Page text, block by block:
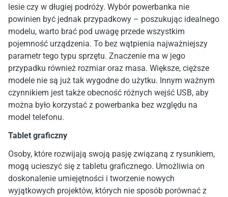
lesie czy w długiej podróży. Wybór powerbanka nie
powinien być jednak przypadkowy – poszukując idealnego
modelu, warto brać pod uwagę przede wszystkim
pojemność urządzenia. To bez wątpienia najważniejszy
parametr tego typu sprzętu. Znaczenie ma w jego
przypadku również rozmiar oraz masa. Większe, cięższe
modele nie są już tak wygodne do użytku. Innym ważnym
czynnikiem jest także obecność różnych wejść USB, aby
można było korzystać z powerbanka bez względu na
model telefonu.
Tablet graficzny
Osoby, które rozwijają swoją pasję związaną z rysunkiem,
mogą ucieszyć się z tabletu graficznego. Umożliwia on
doskonalenie umiejętności i tworzenie nowych
wyjątkowych projektów, których nie sposób porównać z